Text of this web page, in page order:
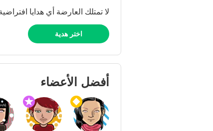
لا تمتلك العارضة أي هدايا
اختر هدية
أفضل الأعضاء